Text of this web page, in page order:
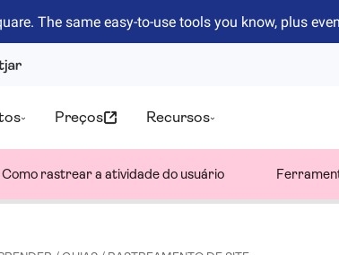
The same easy-to-use tools you know, plus
Preços Recursos
Como rastrear a atividade do usuário